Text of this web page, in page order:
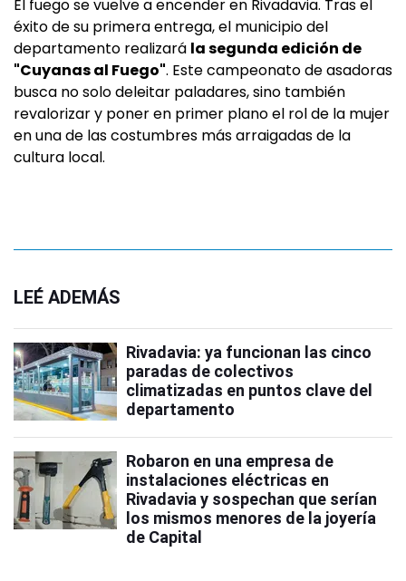
El fuego se vuelve a encender en Rivadavia. Tras el
éxito de su primera entrega, el municipio del
departamento realizará la segunda edición de
"Cuyanas al Fuego". Este campeonato de asadoras
busca no solo deleitar paladares, sino también
revalorizar y poner en primer plano el rol de la mujer
en una de las costumbres más arraigadas de la
cultura local.
LEÉ ADEMÁS
Rivadavia: ya funcionan las cinco
paradas de colectivos
climatizadas en puntos clave del
departamento
Robaron en una empresa de
instalaciones eléctricas en
Rivadavia y sospechan que serían
los mismos menores de la joyería
de Capital